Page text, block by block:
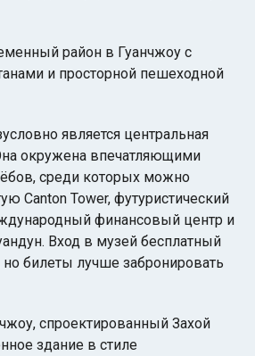
район в Гуанчжоу с
и просторной пешеходной
является центральная
окружена впечатляющими
среди которых можно
Canton Tower, футуристический
финансовый центр и
Вход в музей бесплатный
но билеты лучше забронировать
спроектированный Захой
здание в стиле